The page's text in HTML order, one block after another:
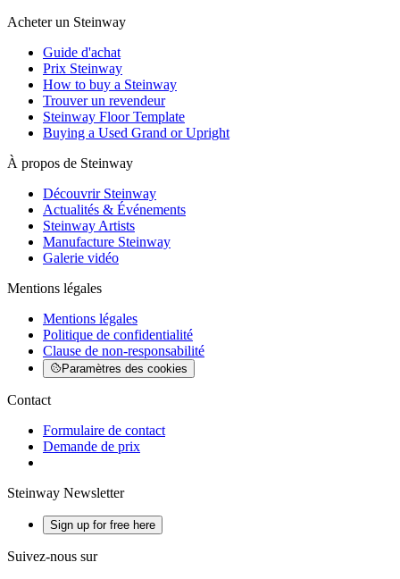
Acheter un Steinway
Guide d'achat
Prix Steinway
How to buy a Steinway
Trouver un revendeur
Steinway Floor Template
Buying a Used Grand or Upright
À propos de Steinway
Découvrir Steinway
Actualités & Événements
Steinway Artists
Manufacture Steinway
Galerie vidéo
Mentions légales
Mentions légales
Politique de confidentialité
Clause de non-responsabilité
Paramètres des cookies
Contact
Formulaire de contact
Demande de prix
Steinway Newsletter
Sign up for free here
Suivez-nous sur